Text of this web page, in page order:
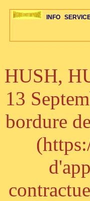
INFO
ÉDITORIAUX ACTUS-
MAJ-LISTE ARCH-
SÉLECTION GUIDE-
SÉLECTION COMPOS-
20ÈME PARAL 1001 CD
HUSH,
13
bordure